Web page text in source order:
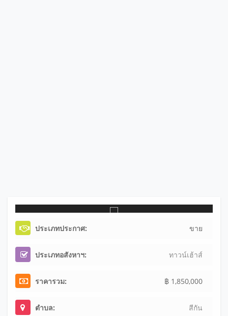
ประเภทประกาศ: ขาย
ประเภทอสังหาฯ: ทาวน์เฮ้าส์
ราคารวม: ฿ 1,850,000
ตำบล: สีกัน